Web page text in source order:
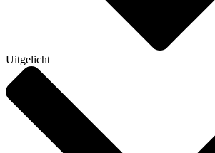
Uitgelicht